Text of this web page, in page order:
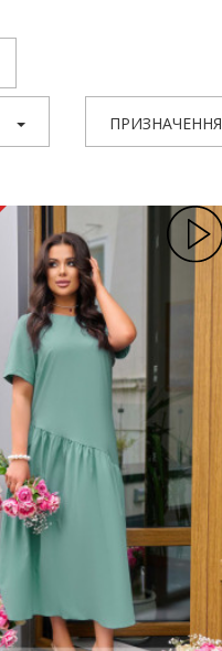
ПРИЗНАЧЕННЯ